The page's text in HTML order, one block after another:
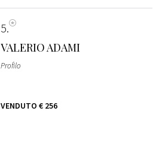
5
VALERIO ADAMI
Profilo
VENDUTO € 256